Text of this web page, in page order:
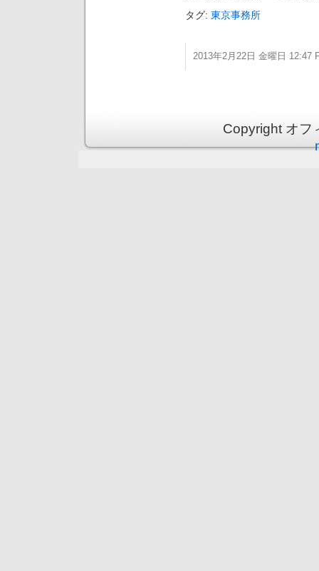
タグ: 東京事務所
2013年2月22日 金曜日 12:47
Copyright オ